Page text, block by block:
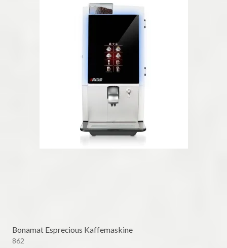
Bonamat Esprecious Kaffemaskine
862